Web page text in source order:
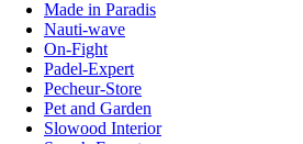
Made in Paradis
Nauti-wave
On-Fight
Padel-Expert
Pecheur-Store
Pet and Garden
Slowood Interior